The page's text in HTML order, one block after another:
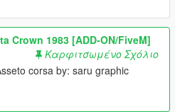
Crown 1983 [ADD-ON/FiveM]
Καρφιτσωμένο Σχόλιο
corsa by: saru graphic